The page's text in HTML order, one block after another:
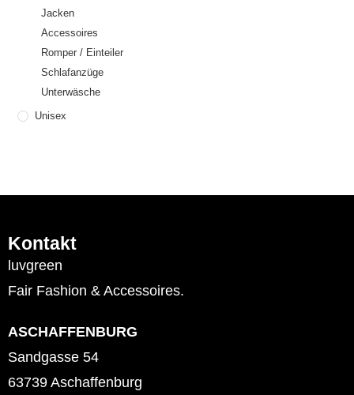
Jacken
Accessoires
Romper / Einteiler
Schlafanzüge
Unterwäsche
Unisex
Kontakt
luvgreen
Fair Fashion & Accessoires.
ASCHAFFENBURG
Sandgasse 54
63739 Aschaffenburg